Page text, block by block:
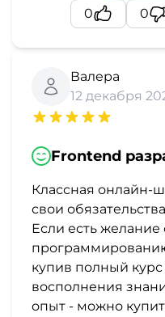
0
0
Валера
12 декабря
Frontend
Классная онлайн-
свои
Если есть желание
купив полный
восполнения
опыт - можно